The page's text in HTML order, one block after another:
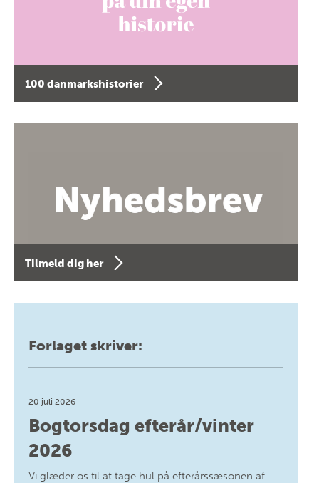
100 danmarkshistorier
Tilmeld dig her
Forlaget skriver:
20 juli 2026
Bogtorsdag efterår/vinter
2026
Vi glæder os til at tage hul på efterårssæsonen af